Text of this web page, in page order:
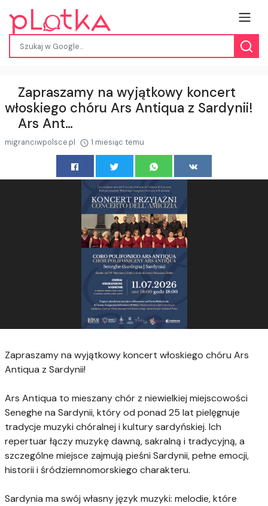
⠀ Zapraszamy na wyjątkowy koncert
włoskiego chóru Ars Antiqua z Sardynii!
⠀ Ars Ant…
migranciwpolsce.pl 1 miesiąc temu
Zapraszamy na wyjątkowy koncert włoskiego chóru Ars
Antiqua z Sardynii!
Ars Antiqua to mieszany chór z niewielkiej miejscowości
Seneghe na Sardynii, który od ponad 25 lat pielęgnuje
tradycje muzyki chóralnej i kultury sardyńskiej. Ich
repertuar łączy muzykę dawną, sakralną i tradycyjną, a
szczególne miejsce zajmują pieśni Sardynii, pełne emocji,
historii i śródziemnomorskiego charakteru.
Sardynia ma swój własny język muzyki: melodie, które